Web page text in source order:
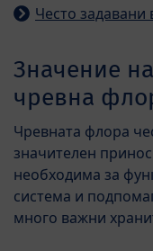
Често задавани
Значение
чревна
Чревната флора
значителен
необходима за
система и
много важни